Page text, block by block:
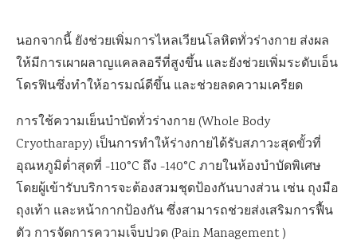
นอกจากนี้ ยังช่วยเพิ่มการไหลเวียนโลหิตทั่วร่างกาย ส่งผล
ให้มีการเผาผลาญแคลลอรีที่สูงขึ้น และยังช่วยเพิ่มระดับเอ็น
โดรฟินซึ่งทำให้อารมณ์ดีขึ้น และช่วยลดความเครียด
การใช้ความเย็นบำบัดทั่วร่างกาย (Whole Body
Cryotharapy) เป็นการทำให้ร่างกายได้รับสภาวะสุดขั้วที่
อุณหภูมิต่ำสุดที่ -110°C ถึง -140°C ภายในห้องบำบัดพิเศษ
โดยผู้เข้ารับบริการจะต้องสวมชุดป้องกันบางส่วน เช่น ถุงมือ
ถุงเท้า และหน้ากากป้องกัน ซึ่งสามารถช่วยส่งเสริมการฟื้น
ตัว การจัดการความเจ็บปวด (Pain Management )